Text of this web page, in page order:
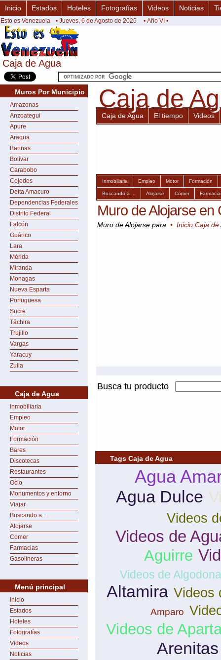
Caja de Agua
Caja de Agua
Inicio Estados Hoteles Fotografías Videos Noticias
Esto es Venezuela • Jueves, 6 de Agosto de 2026 • Año VI •
Muros Por Municipio
Amazonas
Anzoategui
Apure
Aragua
Barinas
Bolívar
Carabobo
Cojedes
Delta Amacuro
Dependencias Federales
Distrito Federal
Falcón
Guárico
Lara
Mérida
Miranda
Monagas
Nueva Esparta
Portuguesa
Sucre
Táchira
Trujillo
Vargas
Yaracuy
Zulia
Caja de Agua
Inmobiliaria
Empleo
Motor
Formación
Bares
Discotecas
Restaurantes
Ocio
Monumentos y entorno
Viajar
Buscando a ...
Alojarse
Comer
Farmacias
Gasolineras
Menú principal
Inicio
Estados
Hoteles
Fotografías
Videos
Noticias
Caja de
Caja de
Caja de Agua El tiempo Videos
Inmobiliaria Empleo Motor Formación
Buscando a ... Alojarse Comer
Muro de Alojarse en
Muro de Alojarse para • Inicio Caja de
Busca tu producto
Tags Caja de Agua
Agua
Agua Dulce
Videos
Videos de
Aguirre
Videos de
Altamira Videos
Amparo
Videos de
Arenitas